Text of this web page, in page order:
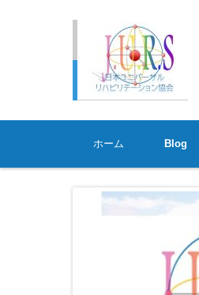
コンテンツに移動
ホーム
Blog